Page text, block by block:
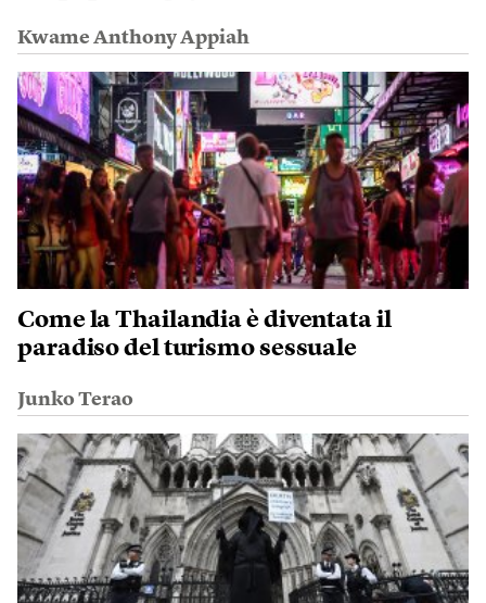
Kwame Anthony Appiah
Come la Thailandia è diventata il
paradiso del turismo sessuale
Junko Terao